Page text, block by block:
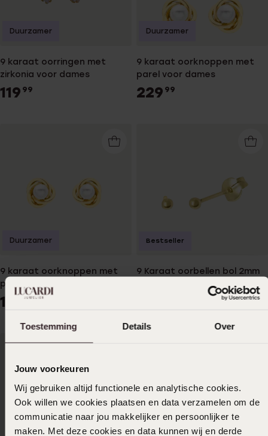
Toestemming Details Over
Jouw voorkeuren
Wij gebruiken altijd functionele en analytische cookies.
Ook willen we cookies plaatsen en data verzamelen om de
communicatie naar jou makkelijker en persoonlijker te
maken. Met deze cookies en data kunnen wij en derde
9 karaat oorringen met
zirkonia voor dames
119 99
Duurzamer
9 karaat oorknoppen met
parel voor dames
229 99
Duurzamer
9 karaat oorknoppen met
parel voor dames
199 99
Duurzamer
9 Karaat oorbellen bol 2mm
Bestseller